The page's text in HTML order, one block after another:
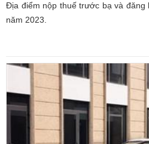
Địa điểm nộp thuế trước bạ và đăng
năm 2023.